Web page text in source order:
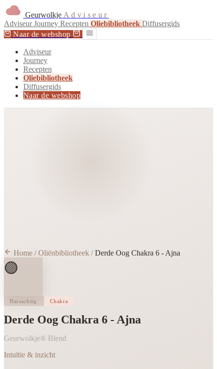
Geurwolkje Adviseur
AdviseurJourney Recepten Oliebibliotheek Diffusergids
Naar de webshop
Adviseur
Journey
Recepten
Oliebibliotheek
Diffusergids
Naar de webshop
Home / Oliënbibliotheek / Derde Oog Chakra 6 - Ajna
🟣
Harsachtig Chakra
Derde Oog Chakra 6 - Ajna
Geurwolkje® Blend
Intuïtie & inzicht